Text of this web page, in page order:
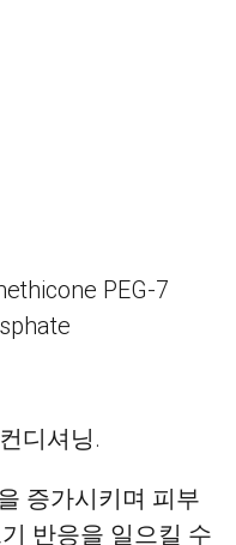
PEG-7
디셔닝.
증가시키며 피부
반응을 일으킬 수